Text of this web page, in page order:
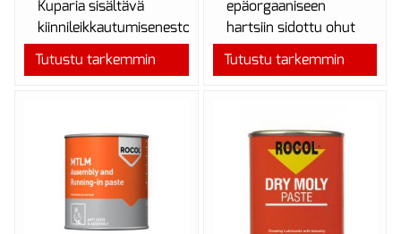
Kuparia sisältävä
kiinnileikkautumisenestoaerosoli.
Tutustu tarkemmin
epäorgaaniseen
hartsiin sidottu ohut
ja nopeasti kuivuva
MoS2 -kalvo.
Tutustu tarkemmin